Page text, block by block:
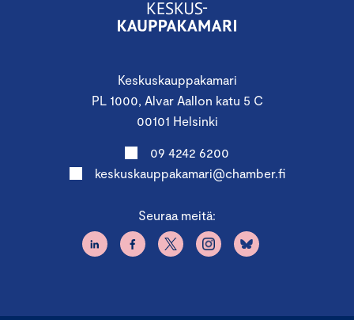
Keskuskauppakamari
PL 1000, Alvar Aallon katu 5 C
00101 Helsinki
09 4242 6200
keskuskauppakamari@chamber.fi
Seuraa meitä: